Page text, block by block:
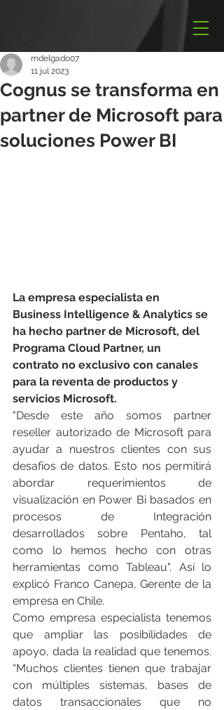
Cognus se transforma en
partner de Microsoft para
soluciones Power BI
mdelgado07
11 jul 2023
La empresa especialista en
Business Intelligence & Analytics se
ha hecho partner de Microsoft, del
Programa Cloud Partner, un
contrato no exclusivo con canales
para la reventa de productos y
servicios Microsoft.
"Desde este año somos partner
reseller autorizado de Microsoft para
ayudar a nuestros clientes con sus
desafíos de datos. Esto nos permitirá
abordar requerimientos de
visualización en Power Bi basados en
procesos de Integración
desarrollados sobre Pentaho, tal
como lo hemos hecho con otras
herramientas como Tableau". Así lo
explicó Franco Canepa, Gerente de la
empresa en Chile.
Como empresa especialista tenemos
que ampliar las posibilidades de
apoyo, dada la realidad que tenemos.
“Muchos clientes tienen que trabajar
con múltiples sistemas, bases de
datos transaccionales que no